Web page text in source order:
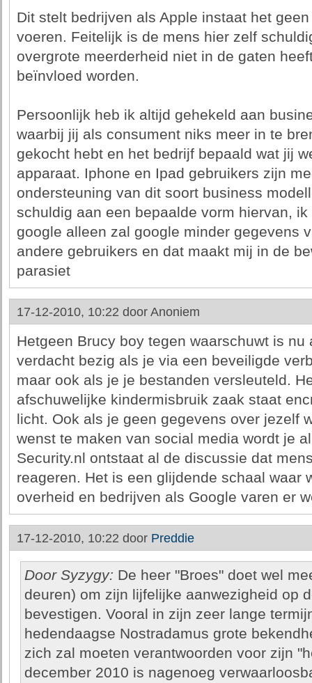
Dit stelt bedrijven als Apple instaat het
voeren. Feitelijk is de mens hier zelf
overgrote meerderheid niet in de gaten
beïnvloed worden.
Persoonlijk heb ik altijd gehekeld aan
waarbij jij als consument niks meer in te
gekocht hebt en het bedrijf bepaald wat jij
apparaat. Iphone en Ipad gebruikers zijn
ondersteuning van dit soort business
schuldig aan een bepaalde vorm hiervan,
google alleen zal google minder gegevens
andere gebruikers en dat maakt mij in de
parasiet
17-12-2010, 10:22 door Anoniem
Hetgeen Brucy boy tegen waarschuwt is
verdacht bezig als je via een beveiligde
maar ook als je je bestanden versleuteld.
afschuwelijke kindermisbruik zaak staat
licht. Ook als je geen gegevens over jezelf
wenst te maken van social media wordt je
Security.nl ontstaat al de discussie dat
reageren. Het is een glijdende schaal waar
overheid en bedrijven als Google varen er
17-12-2010, 10:22 door Preddie
Door Syzygy: De heer "Broes" doet wel
deuren) om zijn lijfelijke aanwezigheid op
bevestigen. Vooral in zijn zeer lange
hedendaagse Nostradamus grote
zich zal moeten verantwoorden voor zijn
december 2010 is nagenoeg